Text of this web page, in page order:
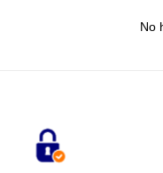
de email
No